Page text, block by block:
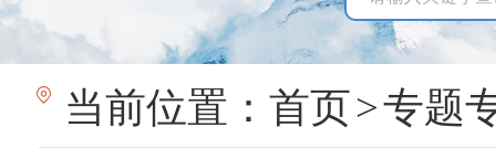
当前位置： 首页>专题